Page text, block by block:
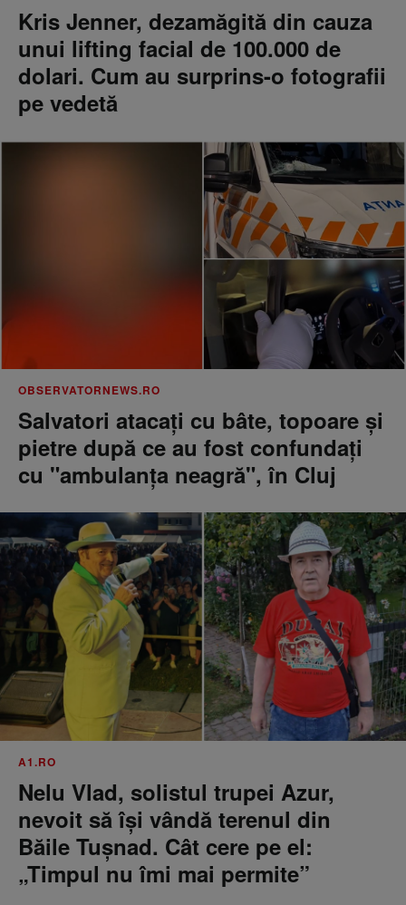
Kris Jenner, dezamăgită din cauza
unui lifting facial de 100.000 de
dolari. Cum au surprins-o fotografii
pe vedetă
OBSERVATORNEWS.RO
Salvatori atacaţi cu bâte, topoare şi
pietre după ce au fost confundaţi
cu "ambulanţa neagră", în Cluj
A1.RO
Nelu Vlad, solistul trupei Azur,
nevoit să își vândă terenul din
Băile Tușnad. Cât cere pe el:
„Timpul nu îmi mai permite”